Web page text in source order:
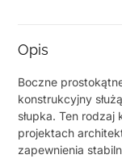
Opis
Boczne
konstrukcyjny
słupka. Ten
projektach
zapewnienia